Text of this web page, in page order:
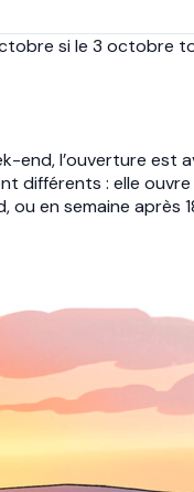
si le 3 octobre
l’ouverture est
différents : elle
ou en semaine après